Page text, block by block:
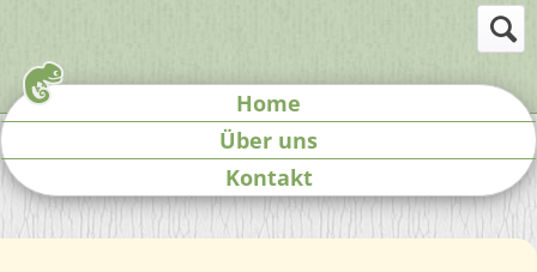
Home
Über uns
Kontakt